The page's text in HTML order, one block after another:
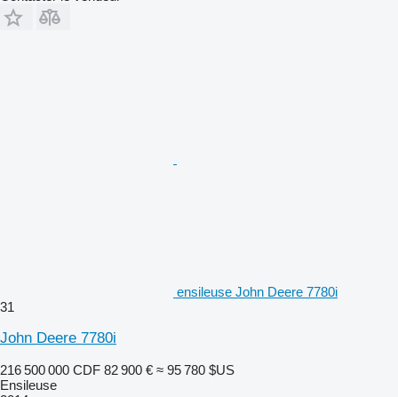
ensileuse John Deere 7780i
31
John Deere 7780i
216 500 000 CDF 82 900 € ≈ 95 780 $US
Ensileuse